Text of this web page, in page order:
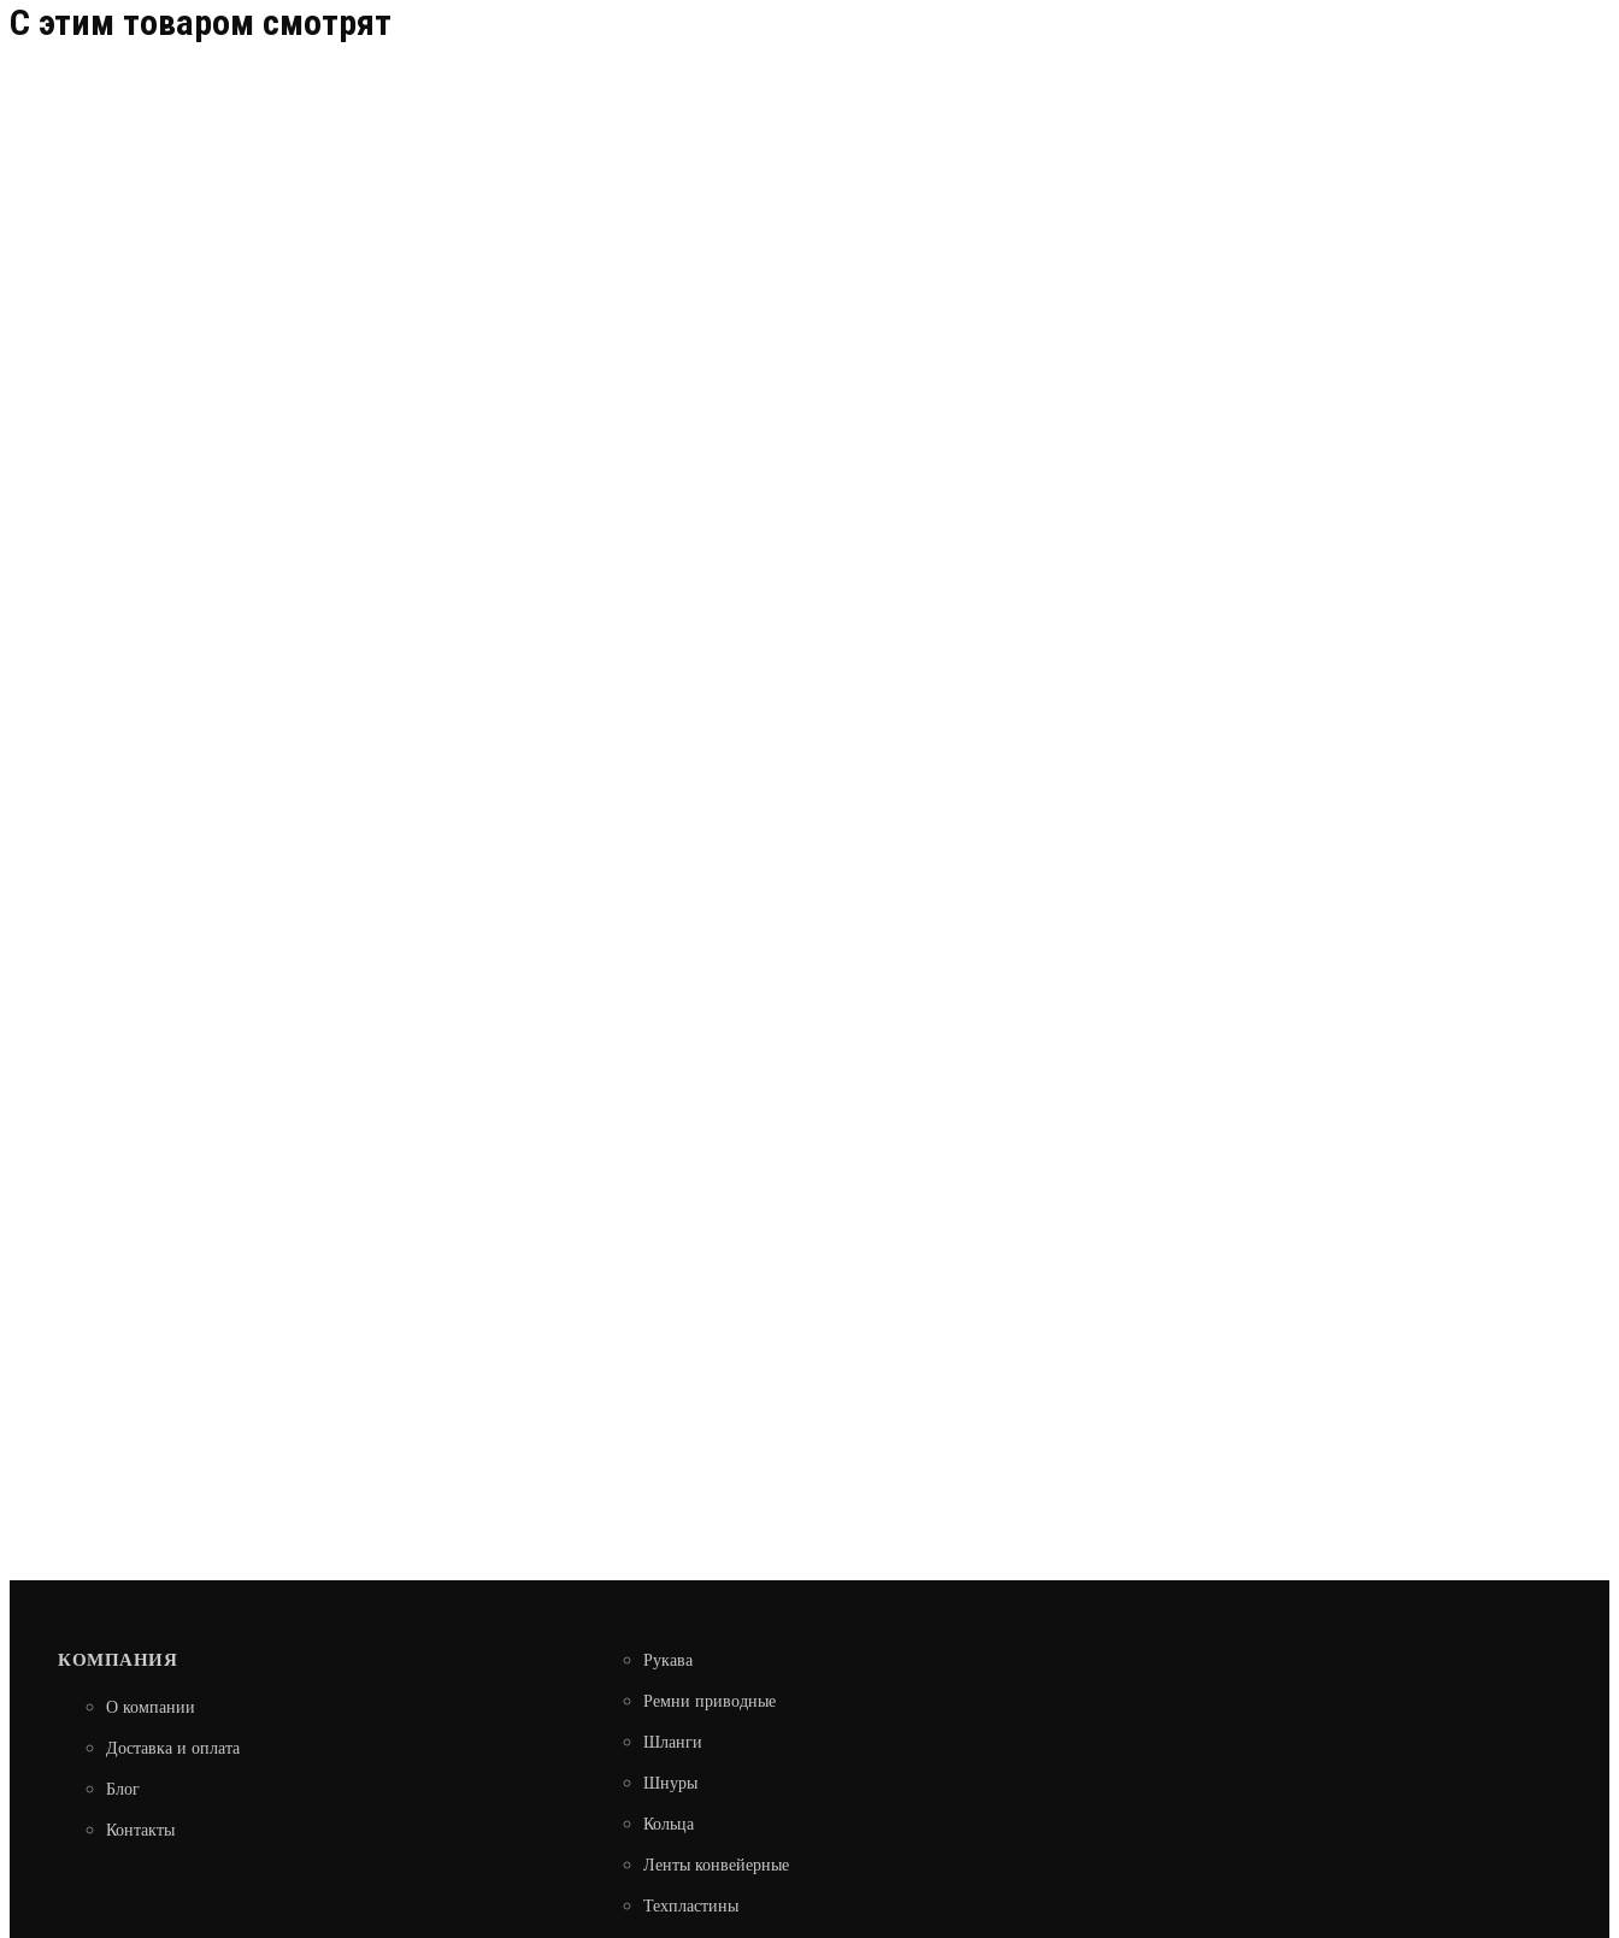
C этим товаром смотрят
Узнать цену
КОМПАНИЯ
О компании
Доставка и оплата
Блог
Контакты
Рукава
Ремни приводные
Шланги
Шнуры
Кольца
Ленты конвейерные
Техпластины